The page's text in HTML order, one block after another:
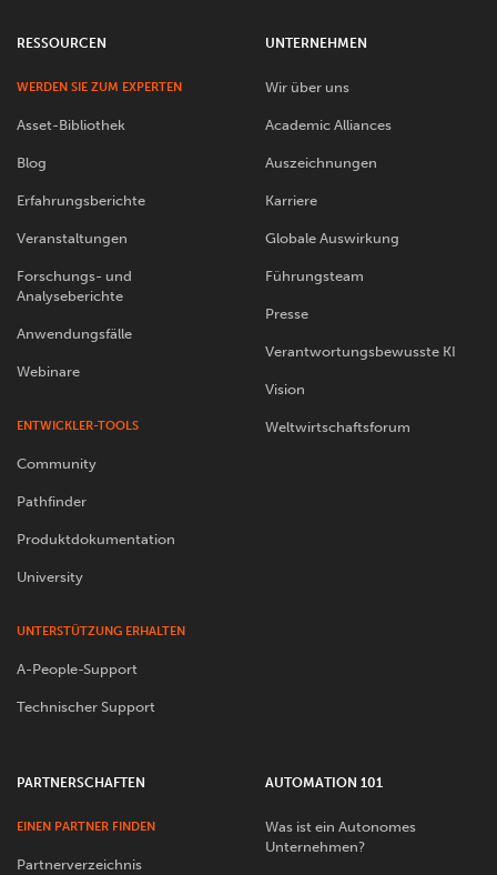
RESSOURCEN
WERDEN SIE ZUM EXPERTEN
Asset-Bibliothek
Blog
Erfahrungsberichte
Veranstaltungen
Forschungs- und
Analyseberichte
Anwendungsfälle
Webinare
ENTWICKLER-TOOLS
Community
Pathfinder
Produktdokumentation
University
UNTERSTÜTZUNG ERHALTEN
A-People-Support
Technischer Support
UNTERNEHMEN
Wir über uns
Academic Alliances
Auszeichnungen
Karriere
Globale Auswirkung
Führungsteam
Presse
Verantwortungsbewusste KI
Vision
Weltwirtschaftsforum
PARTNERSCHAFTEN
EINEN PARTNER FINDEN
Partnerverzeichnis
AUTOMATION 101
Was ist ein Autonomes
Unternehmen?